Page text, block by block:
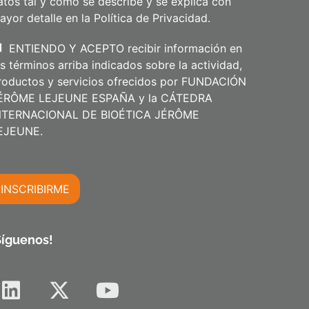
o
s
detalle en la Política de Privacidad.
ENTIENDO Y ACEPTO recibir información en
términos arriba indicados sobre la actividad,
y servicios ofrecidos por FUNDACIÓN
LEJEUNE ESPAÑA y la CÁTEDRA
DE BIOÉTICA JÉRÔME
INSCRIBIRME